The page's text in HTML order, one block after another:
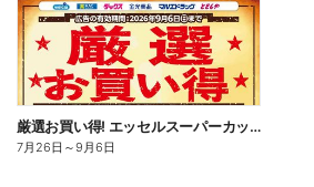
厳選お買い得! エッセルスーパーカップ
7月26日 ～9月6日